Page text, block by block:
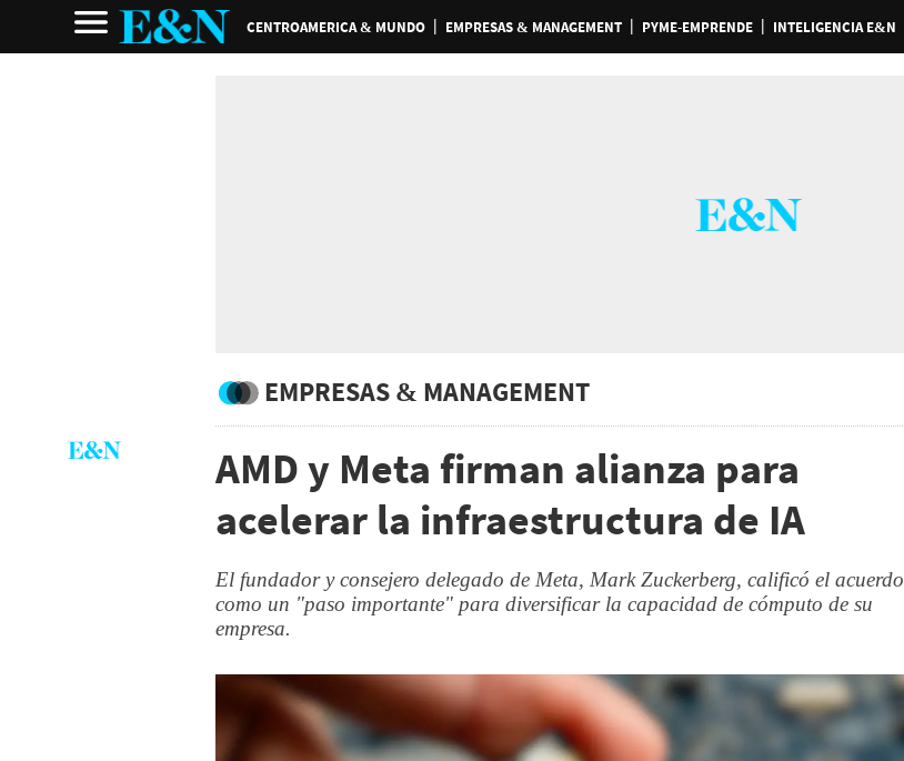
CENTROAMERICA & MUNDO EMPRESAS & MANAGEMENT PYME-EMPRENDE INTELIGENCIA E&N
EMPRESAS & MANAGEMENT
AMD y Meta firman alianza para
acelerar la infraestructura de IA
El fundador y consejero delegado de Meta, Mark Zuckerberg, calificó el acuerdo
como un "paso importante" para diversificar la capacidad de cómputo de su
empresa.